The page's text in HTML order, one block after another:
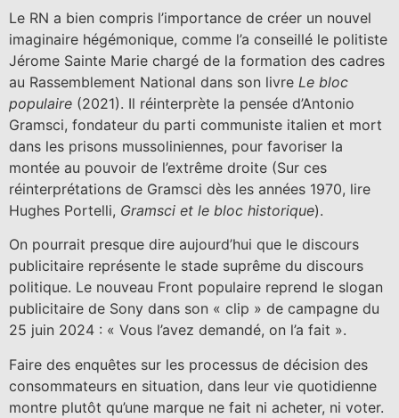
Le RN a bien compris l’importance de créer un nouvel
imaginaire hégémonique, comme l’a conseillé le politiste
Jérome Sainte Marie chargé de la formation des cadres
au Rassemblement National dans son livre Le bloc
populaire (2021). Il réinterprète la pensée d’Antonio
Gramsci, fondateur du parti communiste italien et mort
dans les prisons mussoliniennes, pour favoriser la
montée au pouvoir de l’extrême droite (Sur ces
réinterprétations de Gramsci dès les années 1970, lire
Hughes Portelli, Gramsci et le bloc historique).
On pourrait presque dire aujourd’hui que le discours
publicitaire représente le stade suprême du discours
politique. Le nouveau Front populaire reprend le slogan
publicitaire de Sony dans son « clip » de campagne du
25 juin 2024 : « Vous l’avez demandé, on l’a fait ».
Faire des enquêtes sur les processus de décision des
consommateurs en situation, dans leur vie quotidienne
montre plutôt qu’une marque ne fait ni acheter, ni voter.